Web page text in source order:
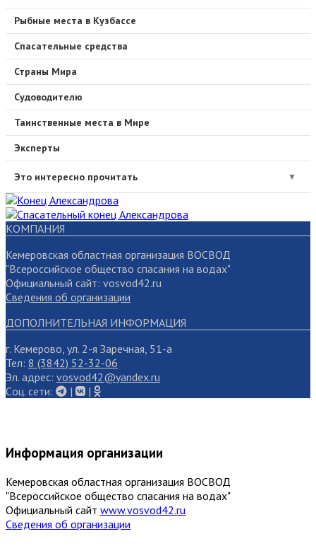
Рыбные места в Кузбассе
Спасательные средства
Страны Мира
Судоводителю
Таинственные места в Мире
Эксперты
Это интересно прочитать ▼
КОМПАНИЯ
Кемеровская областная организация ВОСВОД
"Всероссийское общество спасания на водах"
Официальный сайт: vosvod42.ru
Сведения об организации
ДОПОЛНИТЕЛЬНАЯ ИНФОРМАЦИЯ
г. Кемерово, ул. 2-я Заречная, 51-а
Тел: 8 (3842) 52-32-06
Эл. адрес: vosvod42@yandex.ru
Cоц. сети:
| |
Информация организации
Кемеровская областная организация ВОСВОД
"Всероссийское общество спасания на водах"
Официальный сайт www.vosvod42.ru
Сведения об организации